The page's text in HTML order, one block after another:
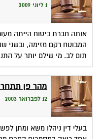
1 ליוני 2009
אותה חברת ביטוח הייתה
המבוטח רקם מזימה, ובשני
תום לב. מי שילם יותר על
מהר פן
12 לפברואר 2003
בעלי דין ניהלו משא ומתן